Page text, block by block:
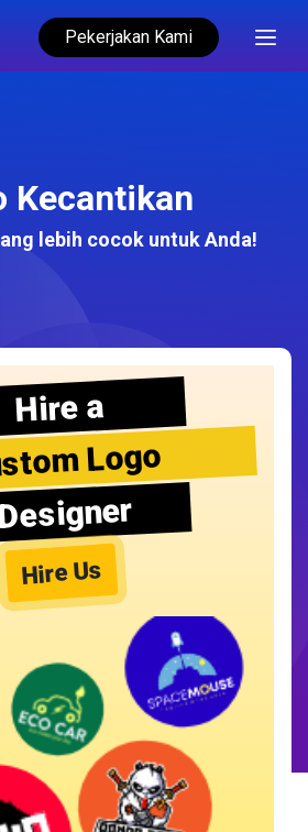
Pekerjakan Kami
Kecantikan
lebih cocok untuk Anda!
Hire a
Logo
Hire Us